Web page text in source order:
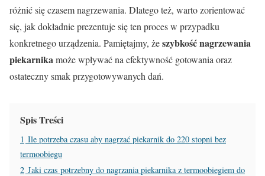
różnić się czasem nagrzewania. Dlatego też, warto zorientować
się, jak dokładnie prezentuje się ten proces w przypadku
konkretnego urządzenia. Pamiętajmy, żeszybkość nagrzewania
piekarnikamoże wpływać na efektywność gotowania oraz
ostateczny smak przygotowywanych dań.
Spis Treści
1 Ile potrzeba czasu aby nagrzać piekarnik do 220 stopni bez
termoobiegu
2 Jaki czas potrzebny do nagrzania piekarnika z termoobiegiem do